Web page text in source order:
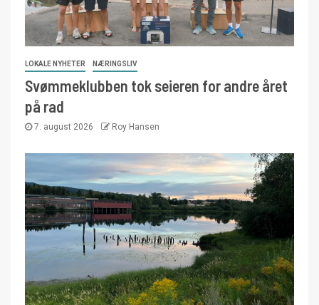
LOKALE NYHETER NÆRINGSLIV
Svømmeklubben tok seieren for andre året
på rad
7. august 2026 Roy Hansen